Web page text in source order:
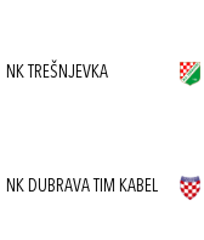
NK TREŠNJEVKA
NK DUBRAVA TIM KABEL